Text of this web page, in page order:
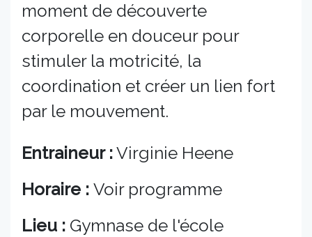
moment de découverte
corporelle en douceur pour
stimuler la motricité, la
coordination et créer un lien fort
par le mouvement.
Entraineur :Virginie Heene
Horaire : Voir programme
Lieu : Gymnase de l'école